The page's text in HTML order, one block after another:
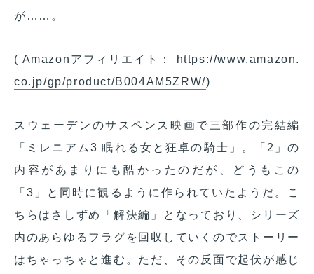
が……。
( Amazonアフィリエイト：
https://www.amazon.
co.jp/gp/product/B004AM5ZRW/)
スウェーデンのサスペンス映画で三部作の完結編
「ミレニアム3 眠れる女と狂卓の騎士」。「2」の
内容があまりにも酷かったのだが、どうもこの
「3」と同時に観るように作られていたようだ。こ
ちらはさしずめ「解決編」となっており、シリーズ
内のあらゆるフラグを回収していくのでストーリー
はちゃっちゃと進む。ただ、その反面で起伏が感じ